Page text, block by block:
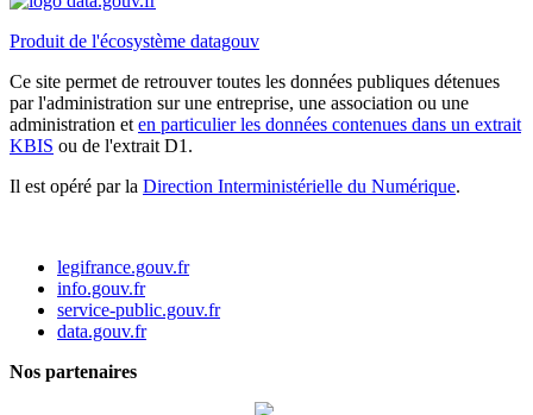
Produit de l'écosystème datagouv
Ce site permet de retrouver toutes les données publiques détenues
par l'administration sur une entreprise, une association ou une
administration et en particulier les données contenues dans un extrait
KBIS ou de l'extrait D1.
Il est opéré par la Direction Interministérielle du Numérique.
legifrance.gouv.fr
info.gouv.fr
service-public.gouv.fr
data.gouv.fr
Nos partenaires